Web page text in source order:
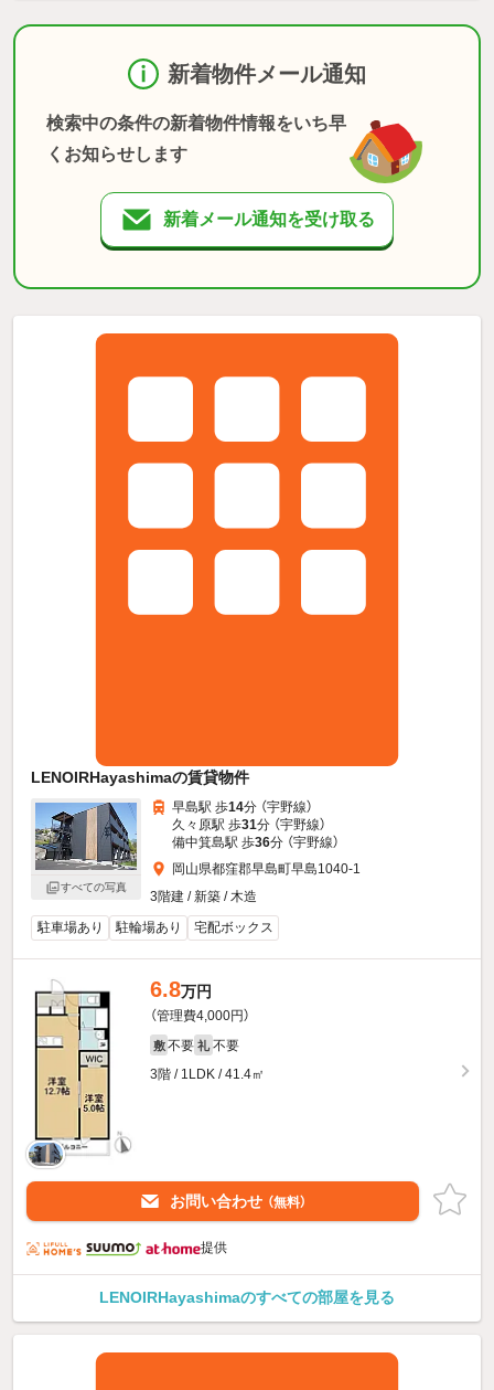
新着物件メール通知
検索中の条件の新着物件情報をいち早
くお知らせします
新着メール通知を受け取る
LENOIRHayashimaの賃貸物件
すべての写真
早島駅 歩14分 （宇野線）
久々原駅 歩31分 （宇野線）
備中箕島駅 歩36分 （宇野線）
岡山県都窪郡早島町早島1040-1
3階建 / 新築 / 木造
駐車場あり
駐輪場あり 宅配ボックス
6.8万円
（管理費4,000円）
敷 不要 礼 不要
3階 / 1LDK / 41.4㎡
お問い合わせ （無料）
提供
LENOIRHayashimaのすべての部屋を見る